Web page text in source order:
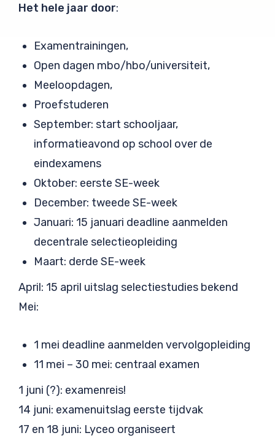
Het hele jaar door:
Examentrainingen,
Open dagen mbo/hbo/universiteit,
Meeloopdagen,
Proefstuderen
September: start schooljaar,
informatieavond op school over de
eindexamens
Oktober: eerste SE-week
December: tweede SE-week
Januari: 15 januari deadline aanmelden
decentrale selectieopleiding
Maart: derde SE-week
April: 15 april uitslag selectiestudies bekend
Mei:
1 mei deadline aanmelden vervolgopleiding
11 mei – 30 mei: centraal examen
1 juni (?): examenreis!
14 juni: examenuitslag eerste tijdvak
17 en 18 juni: Lyceo organiseert